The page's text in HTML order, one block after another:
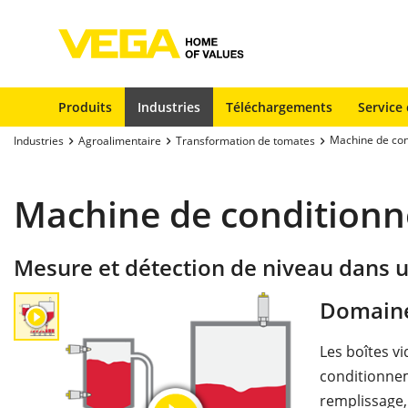
Produits Industries Téléchargements
Industries Agroalimentaire Transformation de tomates Machine de
Machine de
Mesure et détection de niveau dans
Les boîtes